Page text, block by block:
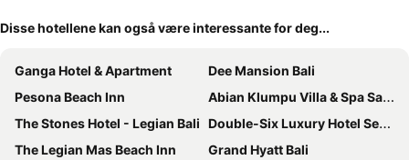
Disse hotellene kan også være interessante for deg...
Ganga Hotel & Apartment
Dee Mansion Bali
Pesona Beach Inn
Abian Klumpu Villa & Spa Sanur Bali
The Stones Hotel - Legian Bali Double-Six Luxury Hotel Seminyak
The Legian Mas Beach Inn
Grand Hyatt Bali